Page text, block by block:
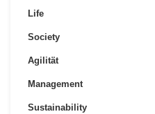
Life
Society
Agilität
Management
Sustainability